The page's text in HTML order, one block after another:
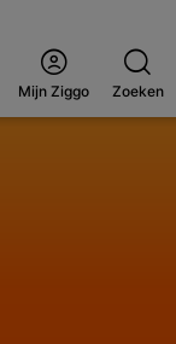
Open
Mijn Ziggo
Zoeken